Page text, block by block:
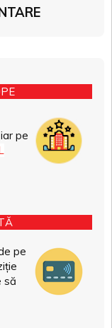
pe
pe
să